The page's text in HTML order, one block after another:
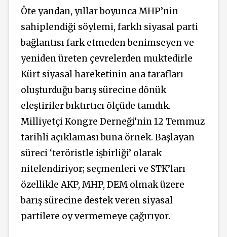
Öte yandan, yıllar boyunca MHP’nin
sahiplendiği söylemi, farklı siyasal parti
bağlantısı fark etmeden benimseyen ve
yeniden üreten çevrelerden muktedirle
Kürt siyasal hareketinin ana tarafları
oluşturduğu barış sürecine dönük
eleştiriler bıktırtıcı ölçüde tanıdık.
Milliyetçi Kongre Derneği’nin 12 Temmuz
tarihli açıklaması buna örnek. Başlayan
süreci ‘teröristle işbirliği’ olarak
nitelendiriyor; seçmenleri ve STK’ları
özellikle AKP, MHP, DEM olmak üzere
barış sürecine destek veren siyasal
partilere oy vermemeye çağırıyor.